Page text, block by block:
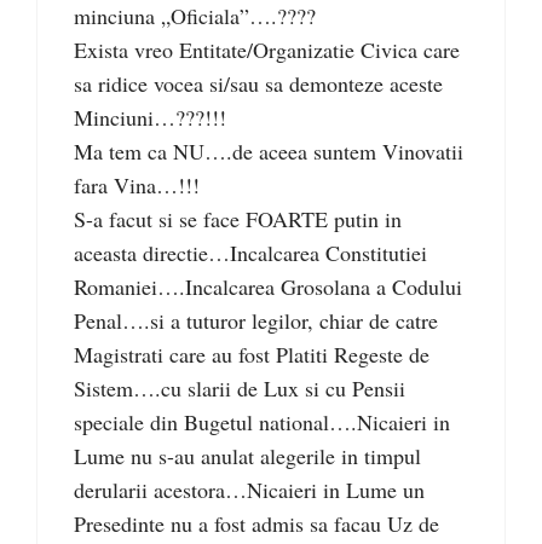
minciuna „Oficiala”….????
Exista vreo Entitate/Organizatie Civica care
sa ridice vocea si/sau sa demonteze aceste
Minciuni…???!!!
Ma tem ca NU….de aceea suntem Vinovatii
fara Vina…!!!
S-a facut si se face FOARTE putin in
aceasta directie…Incalcarea Constitutiei
Romaniei….Incalcarea Grosolana a Codului
Penal….si a tuturor legilor, chiar de catre
Magistrati care au fost Platiti Regeste de
Sistem….cu slarii de Lux si cu Pensii
speciale din Bugetul national….Nicaieri in
Lume nu s-au anulat alegerile in timpul
derularii acestora…Nicaieri in Lume un
Presedinte nu a fost admis sa facau Uz de